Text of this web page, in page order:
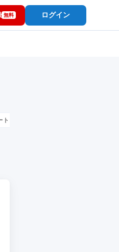
無料 ログイン
ワーク）OK